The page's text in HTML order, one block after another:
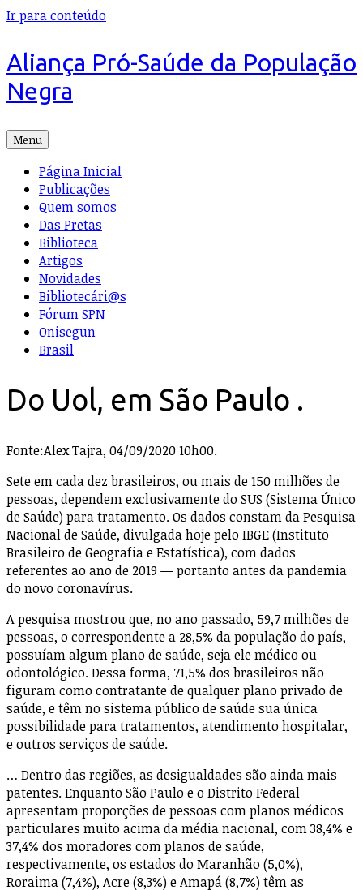
Ir para conteúdo
Aliança Pró-Saúde da População
Negra
Menu
Página Inicial
Publicações
Quem somos
Das Pretas
Biblioteca
Artigos
Novidades
Bibliotecári@s
Fórum SPN
Onisegun
Brasil
Do Uol, em São Paulo .
Fonte:Alex Tajra, 04/09/2020 10h00.
Sete em cada dez brasileiros, ou mais de 150 milhões de
pessoas, dependem exclusivamente do SUS (Sistema Único
de Saúde) para tratamento. Os dados constam da Pesquisa
Nacional de Saúde, divulgada hoje pelo IBGE (Instituto
Brasileiro de Geografia e Estatística), com dados
referentes ao ano de 2019 — portanto antes da pandemia
do novo coronavírus.
A pesquisa mostrou que, no ano passado, 59,7 milhões de
pessoas, o correspondente a 28,5% da população do país,
possuíam algum plano de saúde, seja ele médico ou
odontológico. Dessa forma, 71,5% dos brasileiros não
figuram como contratante de qualquer plano privado de
saúde, e têm no sistema público de saúde sua única
possibilidade para tratamentos, atendimento hospitalar,
e outros serviços de saúde.
… Dentro das regiões, as desigualdades são ainda mais
patentes. Enquanto São Paulo e o Distrito Federal
apresentam proporções de pessoas com planos médicos
particulares muito acima da média nacional, com 38,4% e
37,4% dos moradores com planos de saúde,
respectivamente, os estados do Maranhão (5,0%),
Roraima (7,4%), Acre (8,3%) e Amapá (8,7%) têm as